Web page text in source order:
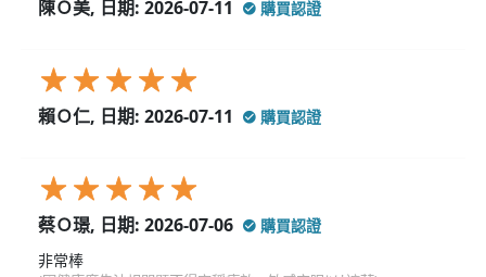
陳Ｏ美, 日期: 2026-07-11 購買認證
賴Ｏ仁, 日期: 2026-07-11 購買認證
蔡Ｏ璟, 日期: 2026-07-06
購買認證
非常棒